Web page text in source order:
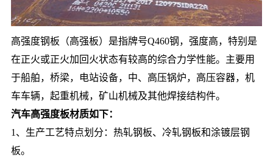
高强度钢板（高强板）是指牌号Q460钢，强度高，特别是
在正火或正火加回火状态有较高的综合力学性能。主要用
于船舶，桥梁，电站设备，中、高压锅炉，高压容器，机
车车辆，起重机械，矿山机械及其他焊接结构件。
汽车高强度板材质如下：
1、生产工艺特点划分：热轧钢板、冷轧钢板和涂镀层钢
板。